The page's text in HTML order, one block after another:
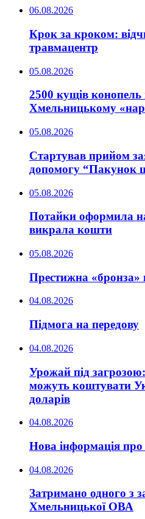
06.08.2026
Крок за кроком:
травмацентр
05.08.2026
2500 кущів конопель
Хмельницькому
05.08.2026
Стартував прийом
допомогу “Пакунок
05.08.2026
Потайки оформила
викрала кошти
05.08.2026
Престижна
04.08.2026
Підмога на передову
04.08.2026
Урожай під загрозою:
можуть коштувати
доларів
04.08.2026
Нова інформація про
04.08.2026
Затримано одного з
Хмельницької ОВА